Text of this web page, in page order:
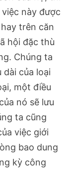
này được
trên căn
hội đặc thù
Chúng ta
của loại
một điều
nó sẽ lưu
ta cũng
việc giới
bao dung
kỳ công